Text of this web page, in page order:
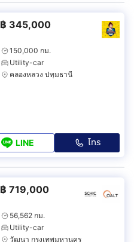
฿ 345,000
150,000 กม.
Utility-car
คลองหลวง ปทุมธานี
LINE โทร
฿ 719,000
56,562 กม.
Utility-car
วัฒนา กรุงเทพมหานคร